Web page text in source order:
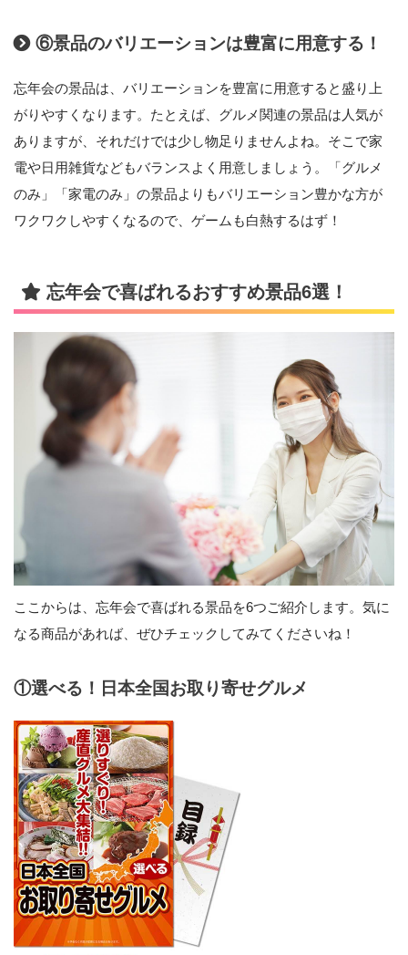
⑥景品のバリエーションは豊富に用意する！
忘年会の景品は、バリエーションを豊富に用意すると盛り上
がりやすくなります。たとえば、グルメ関連の景品は人気が
ありますが、それだけでは少し物足りませんよね。そこで家
電や日用雑貨などもバランスよく用意しましょう。「グルメ
のみ」「家電のみ」の景品よりもバリエーション豊かな方が
ワクワクしやすくなるので、ゲームも白熱するはず！
忘年会で喜ばれるおすすめ景品6選！
ここからは、忘年会で喜ばれる景品を6つご紹介します。気に
なる商品があれば、ぜひチェックしてみてくださいね！
①選べる！日本全国お取り寄せグルメ